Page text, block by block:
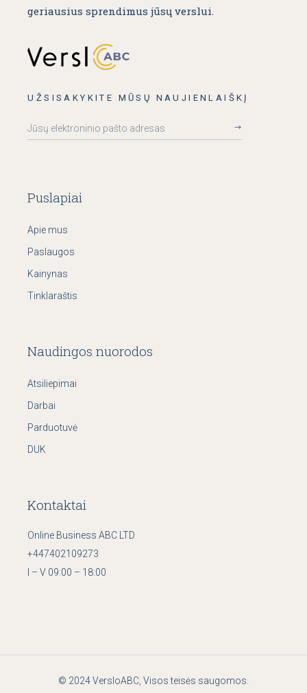
geriausius sprendimus jūsų verslui.
UŽSISAKYKITE MŪSŲ NAUJIENLAIŠKĮ
Puslapiai
Apie mus
Paslaugos
Kainynas
Tinklaraštis
Naudingos nuorodos
Atsiliepimai
Darbai
Parduotuvė
DUK
Kontaktai
Online Business ABC LTD
+447402109273
I – V 09:00 – 18:00
© 2024VersloABC, Visos teisės saugomos.